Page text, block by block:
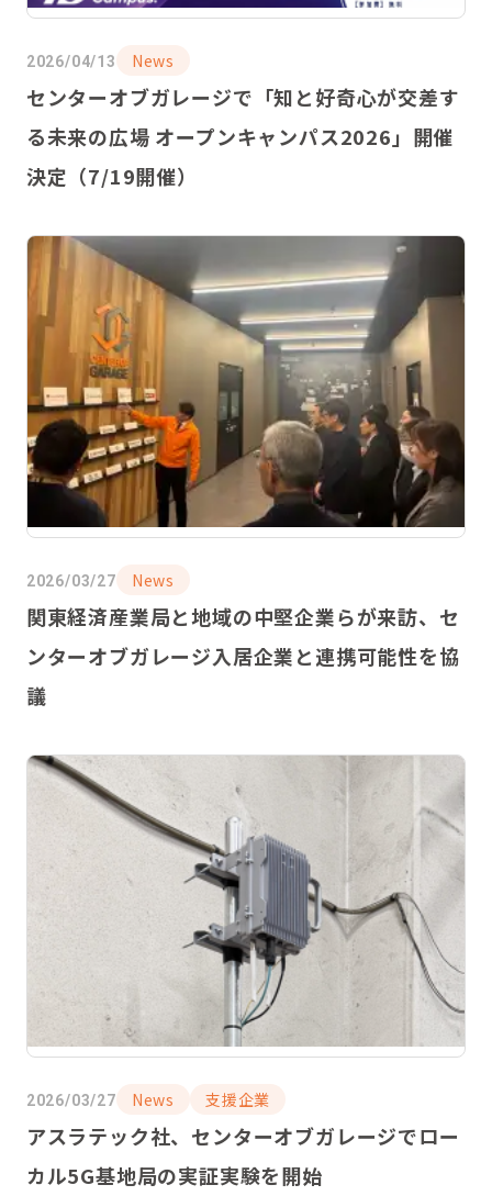
2026/04/13 News
センターオブガレージで「知と好奇心が交差す
る未来の広場 オープンキャンパス2026」開催
決定（7/19開催）
2026/03/27 News
関東経済産業局と地域の中堅企業らが来訪、セ
ンターオブガレージ入居企業と連携可能性を協
議
2026/03/27 News 支援企業
アスラテック社、センターオブガレージでロー
カル5G基地局の実証実験を開始